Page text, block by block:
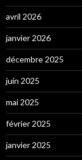
avril 2026
janvier 2026
décembre 2025
juin 2025
mai 2025
février 2025
janvier 2025